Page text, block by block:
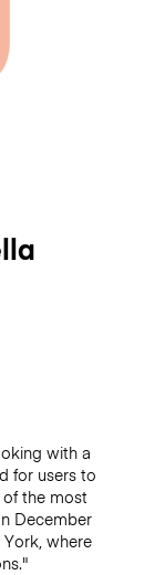
with a
for users to
the most
December
where